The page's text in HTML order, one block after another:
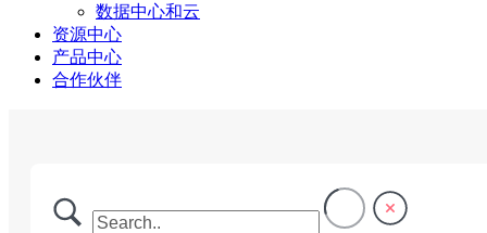
数据中心和云
资源中心
产品中心
合作伙伴